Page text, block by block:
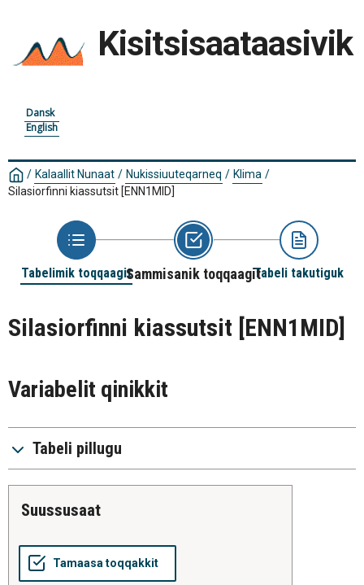
Kisitsisaataasivik
Dansk
English
/ Kalaallit Nunaat / Nukissiuuteqarneq / Klima /
Silasiorfinni kiassutsit [ENN1MID]
Tabelimik toqqaagitSammisanik toqqaagitTabeli takutiguk
Silasiorfinni kiassutsit [ENN1MID]
Variabelit qinikkit
Tabeli pillugu
suussusaat